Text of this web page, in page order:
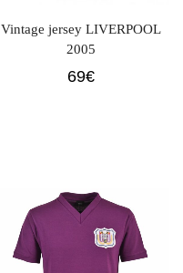
Vintage jersey LIVERPOOL
2005
69€